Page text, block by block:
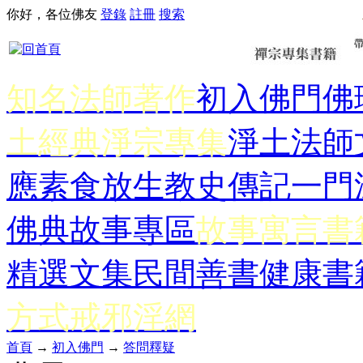
你好，各位佛友 登錄 註冊 搜索
知名法師著作初入佛門佛
土經典淨宗專集淨土法師
應素食放生教史傳記一門
佛典故事專區故事寓言書
精選文集民間善書健康書
方式戒邪淫網
首頁 → 初入佛門 → 答問釋疑